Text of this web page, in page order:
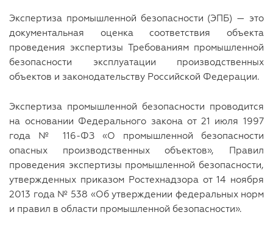
Экспертиза промышленной безопасности (ЭПБ) — это
документальная оценка соответствия объекта
проведения экспертизы Требованиям промышленной
безопасности эксплуатации производственных
объектов и законодательству Российской Федерации.
Экспертиза промышленной безопасности проводится
на основании Федерального закона от 21 июля 1997
года № 116-ФЗ «О промышленной безопасности
опасных производственных объектов», Правил
проведения экспертизы промышленной безопасности,
утвержденных приказом Ростехнадзора от 14 ноября
2013 года № 538 «Об утверждении федеральных норм
и правил в области промышленной безопасности».